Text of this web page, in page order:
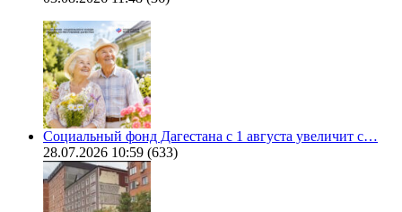
Социальный фонд Дагестана с 1 августа увеличит с…
28.07.2026 10:59 (633)